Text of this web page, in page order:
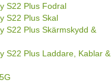
S22 Plus Fodral
S22 Plus Skal
S22 Plus Skärmskydd &
S22 Plus Laddare, Kablar &